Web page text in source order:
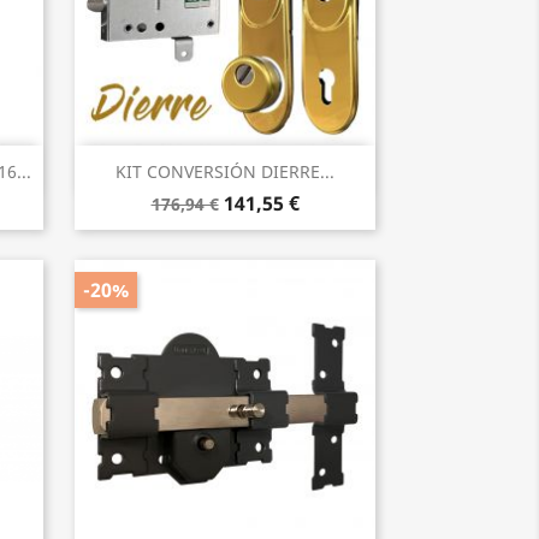
KIT CONVERSIÓN DIERRE...
176,94 € 141,55 €
Vista rápida
-20%